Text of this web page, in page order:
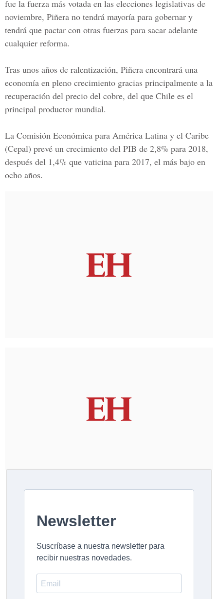
fue la fuerza más votada en las elecciones legislativas de
noviembre, Piñera no tendrá mayoría para gobernar y
tendrá que pactar con otras fuerzas para sacar adelante
cualquier reforma.
Tras unos años de ralentización, Piñera encontrará una
economía en pleno crecimiento gracias principalmente a la
recuperación del precio del cobre, del que Chile es el
principal productor mundial.
La Comisión Económica para América Latina y el Caribe
(Cepal) prevé un crecimiento del PIB de 2,8% para 2018,
después del 1,4% que vaticina para 2017, el más bajo en
ocho años.